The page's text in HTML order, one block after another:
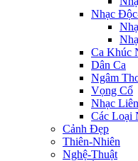
Nhạc
Ca Khúc
Dân Ca
Ngâm
Vọng Cổ
Nhạc
Các Loại
Cảnh Đẹp
Thiên-Nhiên
Nghệ-Thuật